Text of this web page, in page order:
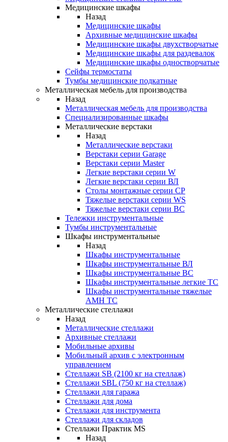
Медицинские шкафы
Назад
Медицинские шкафы
Архивные медицинские шкафы
Медицинские шкафы двухстворчатые
Медицинские шкафы для раздевалок
Медицинские шкафы одностворчатые
Сейфы термостаты
Тумбы медицинские подкатные
Металлическая мебель для производства
Назад
Металлическая мебель для производства
Cпециализированные шкафы
Металлические верстаки
Назад
Металлические верстаки
Верстаки серии Garage
Верстаки серии Master
Легкие верстаки серии W
Легкие верстаки серии ВЛ
Столы монтажные серии СР
Тяжелые верстаки серии WS
Тяжелые верстаки серии ВС
Тележки инструментальные
Тумбы инструментальные
Шкафы инструментальные
Назад
Шкафы инструментальные
Шкафы инструментальные ВЛ
Шкафы инструментальные ВС
Шкафы инструментальные легкие ТС
Шкафы инструментальные тяжелые
AMH TC
Металлические стеллажи
Назад
Металлические стеллажи
Архивные стеллажи
Мобильные архивы
Мобильный архив с электронным
управлением
Стеллажи SB (2100 кг на стеллаж)
Стеллажи SBL (750 кг на стеллаж)
Стеллажи для гаража
Стеллажи для дома
Стеллажи для инструмента
Стеллажи для складов
Стеллажи Практик MS
Назад